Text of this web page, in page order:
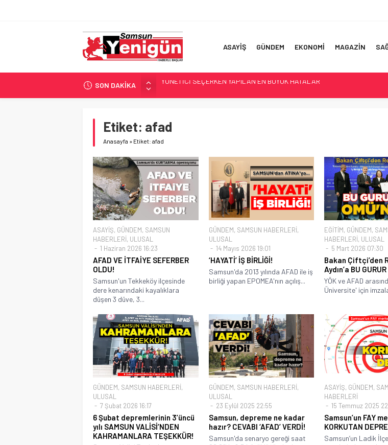
ASAYİŞ GÜNDEM EKONOMİ MAGAZİN
SON DAKİKA
GERİ SAYIM BAŞLADI
SAMSUNSPOR’DA HEDEF 5’İNCİLİK!
İŞTE FINDIK FİYATI!
YÖNETİCİ SEÇERKEN YAPILAN EN BÜYÜK HATALAR
Etiket: afad
Anasayfa » Etiket: afad
ASAYİŞ, GÜNDEM, SAMSUN
HABERLERİ, ULUSAL
1 Haziran 2026 16:23
AFAD VE İTFAİYE SEFERBER
OLDU!
Samsun'un Tekkeköy ilçesinde
dere kenarındaki kayalıklara
düşen 3 düve, 3...
GÜNDEM, SAMSUN HABERLERİ,
ULUSAL
14 Mayıs 2026 19:01
‘HAYATİ’ İŞ BİRLİĞİ!
Samsun'da 2013 yılında AFAD ile iş
birliği yapan EPOMEA'nın açılış...
EĞİTİM, GÜNDEM,
HABERLERİ, ULUSAL
5 Mart 2026 07:30
Bakan Çiftçi’den
Aydın’a BU
YÖK ve AFAD
Üniversite' için
GÜNDEM, SAMSUN HABERLERİ,
ULUSAL
7 Şubat 2026 16:17
6 Şubat depremlerinin 3’üncü
yılı SAMSUN VALİSİ’NDEN
KAHRAMANLARA TEŞEKKÜR!
GÜNDEM, SAMSUN HABERLERİ,
ULUSAL
23 Eylül 2025 22:55
Samsun, depreme ne kadar
hazır? CEVABI ‘AFAD’ VERDİ!
Samsun'da senaryo gereği saat
ASAYİŞ, GÜNDEM,
HABERLERİ
15 Temmuz 2025
Samsun’un FAY
KORKUTAN
Samsun’un Ladik